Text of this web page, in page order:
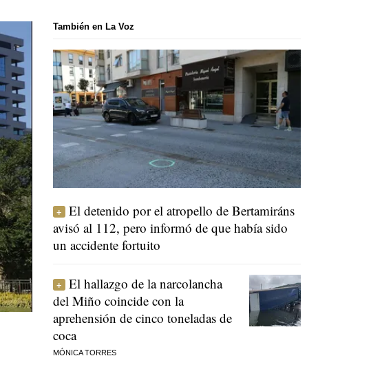
También en La Voz
El detenido por el atropello de Bertamiráns
avisó al 112, pero informó de que había sido
un accidente fortuito
El hallazgo de la narcolancha
del Miño coincide con la
aprehensión de cinco toneladas de
coca
MÓNICA TORRES